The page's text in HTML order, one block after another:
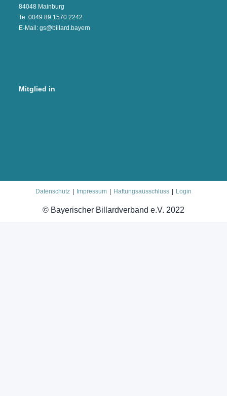
84048 Mainburg
Te. 0049 89 1570 2242
E-Mail: gs@billard.bayern
Mitglied in
Datenschutz Impressum Haftungsausschluss Login
© Bayerischer Billardverband e.V. 2022